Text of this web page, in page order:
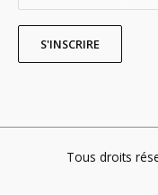
Tous droits